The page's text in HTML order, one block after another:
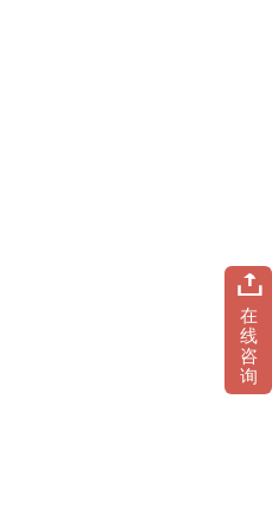
在
线
咨
询